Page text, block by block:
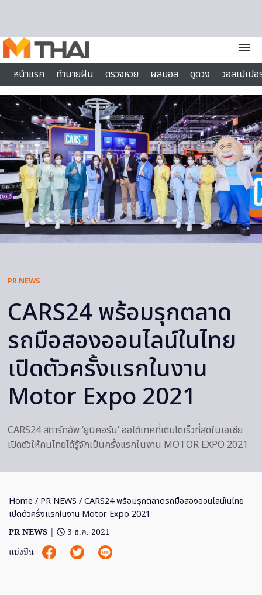
menu
หน้าแรก
ทำนายฝัน ตรวจหวย ผลบอล ดูดวง
วอลเปเป
ไลฟ์สไตล์
PR NEWS
CARS24 พร้อมรุกตลาด
รถมือสองออนไลน์ในไทย
เปิดตัวครั้งแรกในงาน
Motor Expo 2021
CARS24 สตาร์ทอัพ ‘ยูนิคอร์น’ ออโต้เทคที่เติบโตเร็วที่สุดในเอเชีย
เปิดตัวให้คนไทยได้รู้จักเป็นครั้งแรกในงาน MOTOR EXPO 2021
Home / PR NEWS / CARS24 พร้อมรุกตลาดรถมือสองออนไลน์ในไทย
เปิดตัวครั้งแรกในงาน Motor Expo 2021
PR NEWS |
3 ธ.ค. 2021
แบ่งปัน